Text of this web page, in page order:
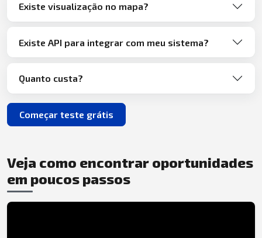
Existe visualização no mapa?
Existe API para integrar com meu sistema?
Quanto custa?
Começar teste grátis
Veja como encontrar oportunidades
em poucos passos